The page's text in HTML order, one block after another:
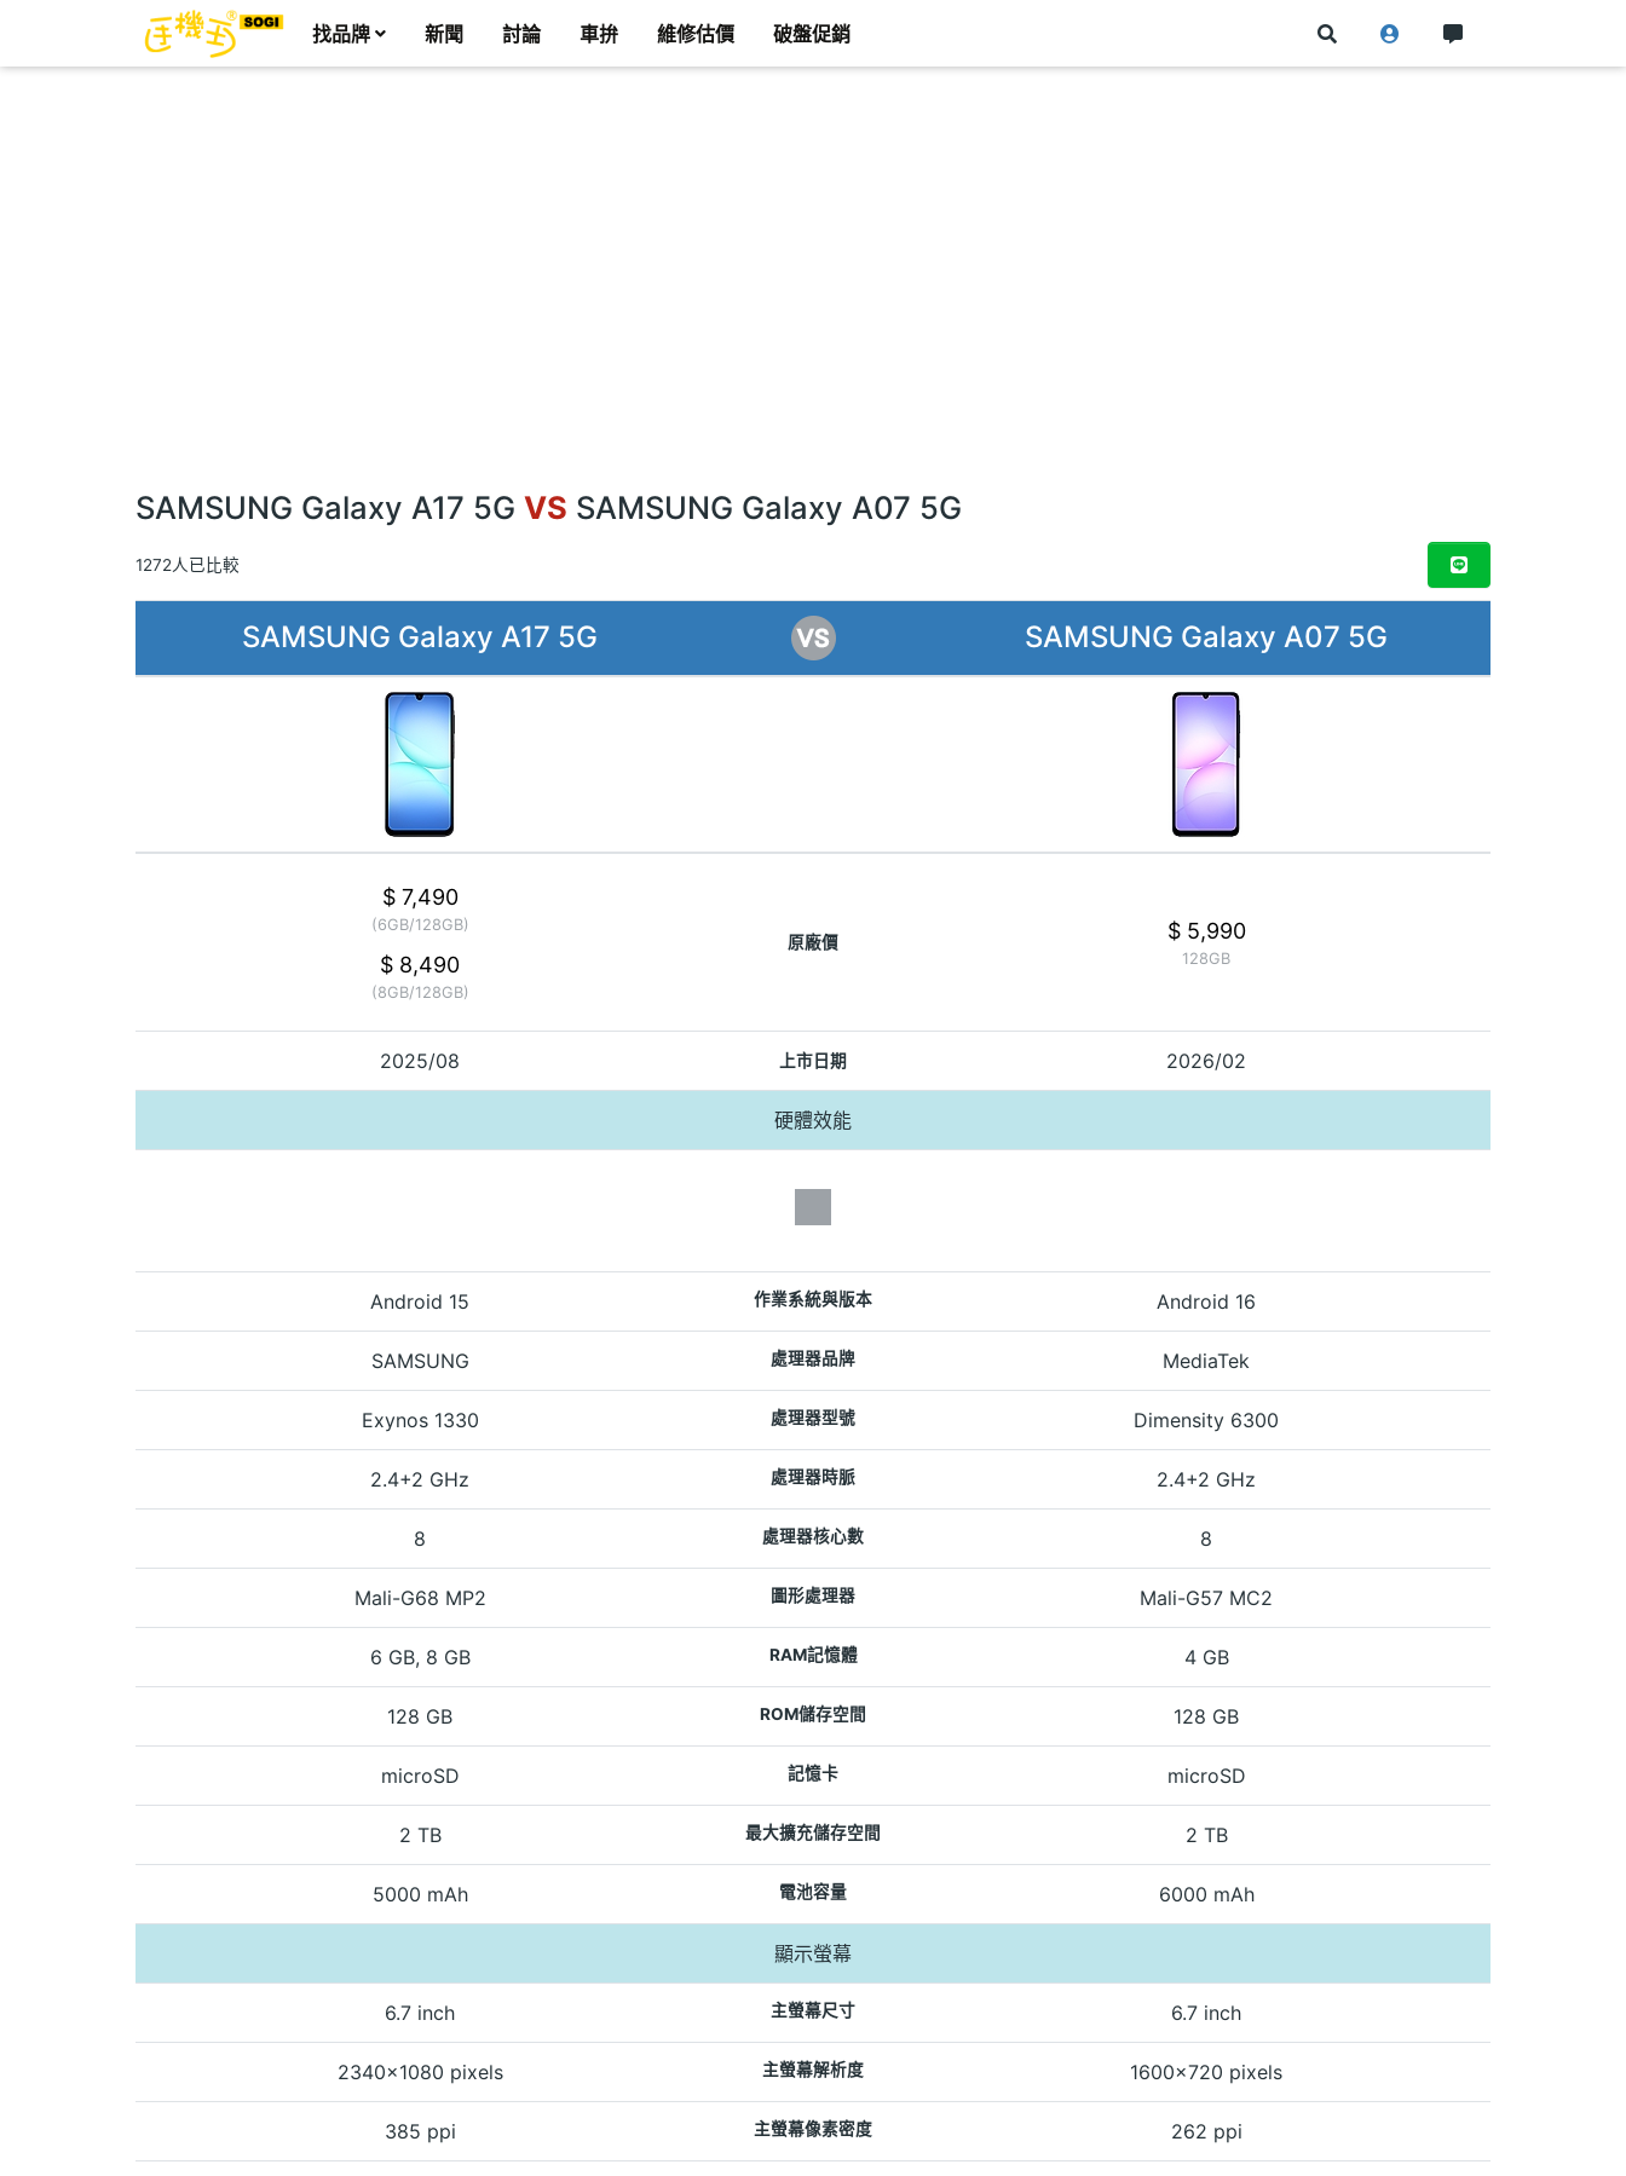
找品牌 新聞 討論 車拚 維修估價 破盤促銷
SAMSUNG Galaxy A17 5G VS SAMSUNG Galaxy A07 5G
1272人已比較
SAMSUNG Galaxy A17 5G SAMSUNG Galaxy A07 5G
$ 7,490
(6GB/128GB)
$ 8,490
(8GB/128GB)
原廠價 $ 5,990
128GB
2025/08 上市日期 2026/02
硬體效能
Android 15 作業系統與版本 Android 16
SAMSUNG 處理器品牌 MediaTek
Exynos 1330 處理器型號 Dimensity 6300
2.4+2 GHz 處理器時脈 2.4+2 GHz
8 處理器核心數 8
Mali-G68 MP2 圖形處理器 Mali-G57 MC2
6 GB, 8 GB RAM記憶體 4 GB
128 GB ROM儲存空間 128 GB
microSD 記憶卡 microSD
2 TB 最大擴充儲存空間 2 TB
5000 mAh 電池容量 6000 mAh
顯示螢幕
6.7 inch 主螢幕尺寸 6.7 inch
2340x1080 pixels 主螢幕解析度 1600x720 pixels
385 ppi 主螢幕像素密度 262 ppi